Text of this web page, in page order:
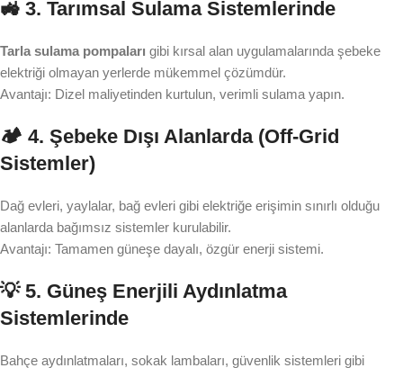
🚜 3. Tarımsal Sulama Sistemlerinde
Tarla sulama pompaları gibi kırsal alan uygulamalarında şebeke
elektriği olmayan yerlerde mükemmel çözümdür.
Avantajı: Dizel maliyetinden kurtulun, verimli sulama yapın.
🏕️ 4. Şebeke Dışı Alanlarda (Off-Grid
Sistemler)
Dağ evleri, yaylalar, bağ evleri gibi elektriğe erişimin sınırlı olduğu
alanlarda bağımsız sistemler kurulabilir.
Avantajı: Tamamen güneşe dayalı, özgür enerji sistemi.
💡 5. Güneş Enerjili Aydınlatma
Sistemlerinde
Bahçe aydınlatmaları, sokak lambaları, güvenlik sistemleri gibi